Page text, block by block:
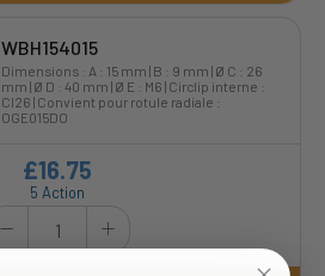
WBH154015
Dimensions : A : 15 mm | B : 9 mm | Ø C : 26
mm | Ø D : 40 mm | Ø E : M6 | Circlip interne :
CI26 | Convient pour rotule radiale :
OGE015DO
5 Action
£16.75